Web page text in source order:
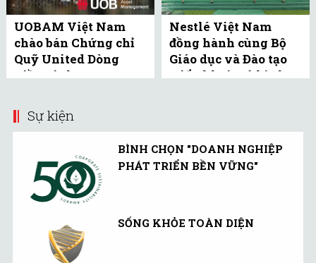
UOBAM Việt Nam
chào bán Chứng chỉ
Quỹ United Dòng
Tiền Linh Hoạt
Nestlé Việt Nam
đồng hành cùng Bộ
Giáo dục và Đào tạo
triển khai mô hình
Sự kiện
BÌNH CHỌN "DOANH NGHIỆP
PHÁT TRIỂN BỀN VỮNG"
SỐNG KHỎE TOÀN DIỆN